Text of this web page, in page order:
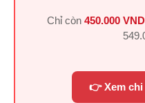
Chỉ còn 450.000 VND
👉 Xem